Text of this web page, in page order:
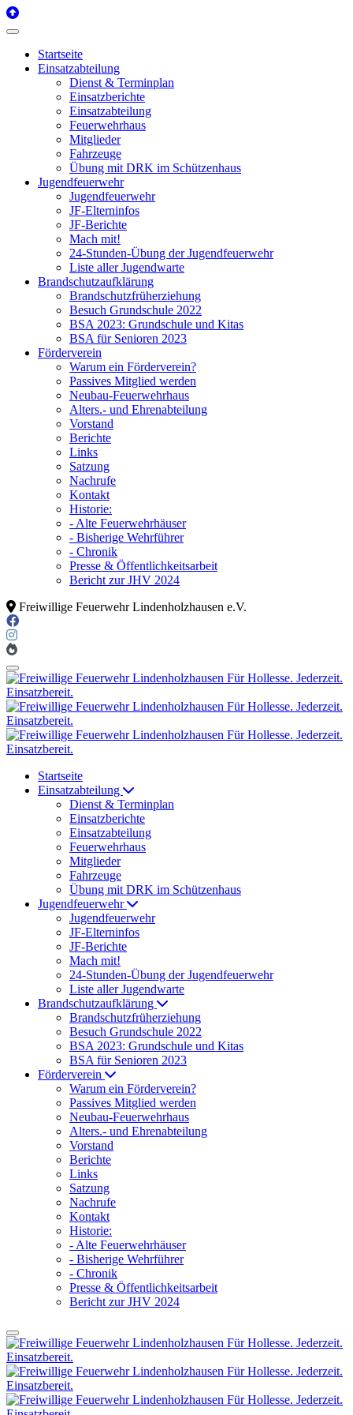
Startseite
Einsatzabteilung
Dienst & Terminplan
Einsatzberichte
Einsatzabteilung
Feuerwehrhaus
Mitglieder
Fahrzeuge
Übung mit DRK im Schützenhaus
Jugendfeuerwehr
Jugendfeuerwehr
JF-Elterninfos
JF-Berichte
Mach mit!
24-Stunden-Übung der Jugendfeuerwehr
Liste aller Jugendwarte
Brandschutzaufklärung
Brandschutzfrüherziehung
Besuch Grundschule 2022
BSA 2023: Grundschule und Kitas
BSA für Senioren 2023
Förderverein
Warum ein Förderverein?
Passives Mitglied werden
Neubau-Feuerwehrhaus
Alters.- und Ehrenabteilung
Vorstand
Berichte
Links
Satzung
Nachrufe
Kontakt
Historie:
- Alte Feuerwehrhäuser
- Bisherige Wehrführer
- Chronik
Presse & Öffentlichkeitsarbeit
Bericht zur JHV 2024
Freiwillige Feuerwehr Lindenholzhausen e.V.
Startseite
Einsatzabteilung
Dienst & Terminplan
Einsatzberichte
Einsatzabteilung
Feuerwehrhaus
Mitglieder
Fahrzeuge
Übung mit DRK im Schützenhaus
Jugendfeuerwehr
Jugendfeuerwehr
JF-Elterninfos
JF-Berichte
Mach mit!
24-Stunden-Übung der Jugendfeuerwehr
Liste aller Jugendwarte
Brandschutzaufklärung
Brandschutzfrüherziehung
Besuch Grundschule 2022
BSA 2023: Grundschule und Kitas
BSA für Senioren 2023
Förderverein
Warum ein Förderverein?
Passives Mitglied werden
Neubau-Feuerwehrhaus
Alters.- und Ehrenabteilung
Vorstand
Berichte
Links
Satzung
Nachrufe
Kontakt
Historie:
- Alte Feuerwehrhäuser
- Bisherige Wehrführer
- Chronik
Presse & Öffentlichkeitsarbeit
Bericht zur JHV 2024